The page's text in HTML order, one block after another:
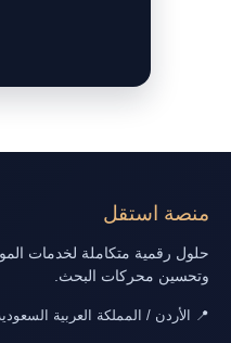
منصة استقل
حلول رقمية متكاملة لخدمات
وتحسين محركات البحث.
📍 الأردن / المملكة العربية